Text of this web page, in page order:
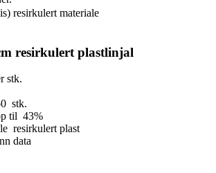
resirkulert materiale
resirkulert plastlinjal
stk.
stk.
til 43%
resirkulert plast
data